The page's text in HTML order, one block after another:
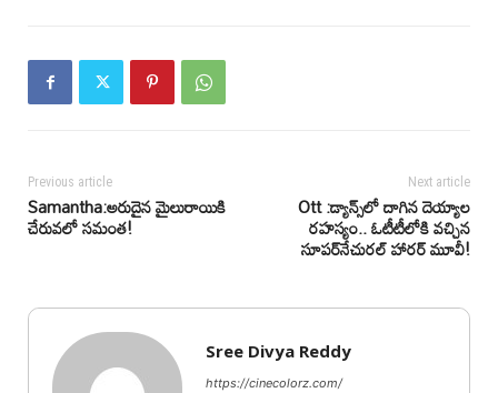
Previous article
Samantha:అరుదైన మైలురాయికి
చేరువలో సమంత!
Next article
Ott :డ్యాన్స్‌లో దాగిన దెయ్యాల
రహస్యం.. ఓటీటీలోకి వచ్చిన
సూపర్‌నేచురల్ హారర్ మూవీ!
Sree Divya Reddy
https://cinecolorz.com/